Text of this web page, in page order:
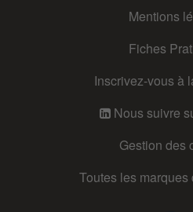
Mentions
Fiches
Inscrivez-vous à
Nous suivre
Gestion des
Toutes les marques